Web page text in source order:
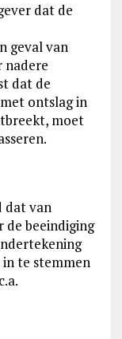
dat de
geval van
nadere
dat de
ontslag in
moet
dat van
de beeindiging
te stemmen